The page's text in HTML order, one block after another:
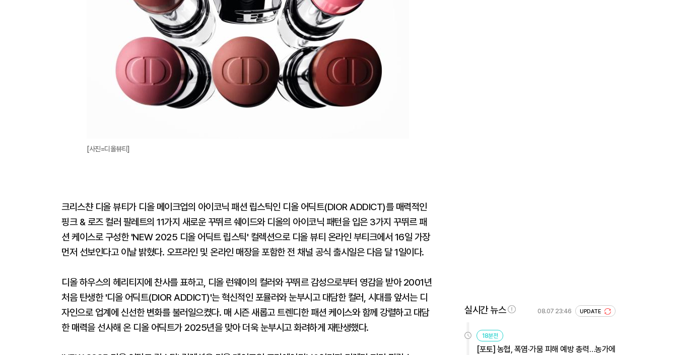
[사진=디올뷰티]
크리스챤 디올 뷰티가 디올 메이크업의 아이코닉 패션 립스틱인 디올 어딕트(DIOR ADDICT)를 매력적인
핑크 & 로즈 컬러 팔레트의 11가지 새로운 꾸뛰르 쉐이드와 디올의 아이코닉 패턴을 입은 3가지 꾸뛰르 패
션 케이스로 구성한 'NEW 2025 디올 어딕트 립스틱' 컬렉션으로 디올 뷰티 온라인 부티크에서 16일 가장
먼저 선보인다고 이날 밝혔다. 오프라인 및 온라인 매장을 포함한 전 채널 공식 출시일은 다음 달 1일이다.
디올 하우스의 헤리티지에 찬사를 표하고, 디올 런웨이의 컬러와 꾸뛰르 감성으로부터 영감을 받아 2001년
처음 탄생한 '디올 어딕트(DIOR ADDICT)'는 혁신적인 포뮬러와 눈부시고 대담한 컬러, 시대를 앞서는 디
자인으로 업계에 신선한 변화를 불러일으켰다. 매 시즌 새롭고 트렌디한 패션 케이스와 함께 강렬하고 대담
한 매력을 선사해 온 디올 어딕트가 2025년을 맞아 더욱 눈부시고 화려하게 재탄생했다.
실시간 뉴스 08.07 23:46 UPDATE
18분전
[포토] 농협, 폭염·가뭄 피해 예방 총력…농가에